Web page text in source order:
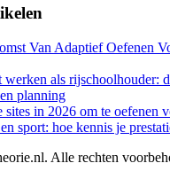
Van Adaptief Oefenen
als rijschoolhouder:
planning
sites in 2026 om te oefenen
sport: hoe kennis je
Alle rechten